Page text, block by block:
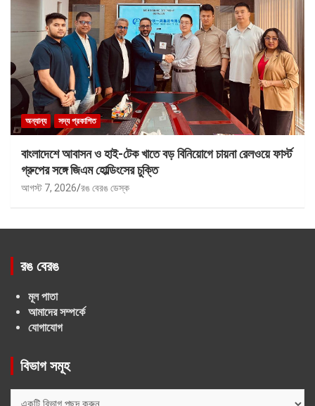
অন্যান্য সদ্য প্রকাশিত
বাংলাদেশে আবাসন ও হাই-টেক খাতে বড় বিনিয়োগে চায়না রেলওয়ে ফার্স্ট
গ্রুপের সঙ্গে জিএম হোল্ডিংসের চুক্তি
আগস্ট 7, 2026 রঙ বেরঙ ডেস্ক
রঙ বেরঙ
মূল পাতা
আমাদের সম্পর্কে
যোগাযোগ
বিভাগ সমূহ